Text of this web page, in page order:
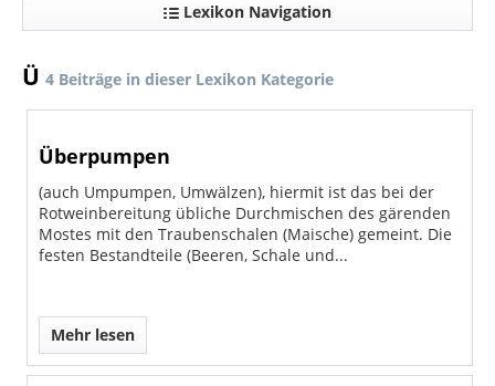
Lexikon Navigation
Ü 4 Beiträge in dieser Lexikon Kategorie
Überpumpen
(auch Umpumpen, Umwälzen), hiermit ist das bei der
Rotweinbereitung übliche Durchmischen des gärenden
Mostes mit den Traubenschalen (Maische) gemeint. Die
festen Bestandteile (Beeren, Schale und...
Mehr lesen